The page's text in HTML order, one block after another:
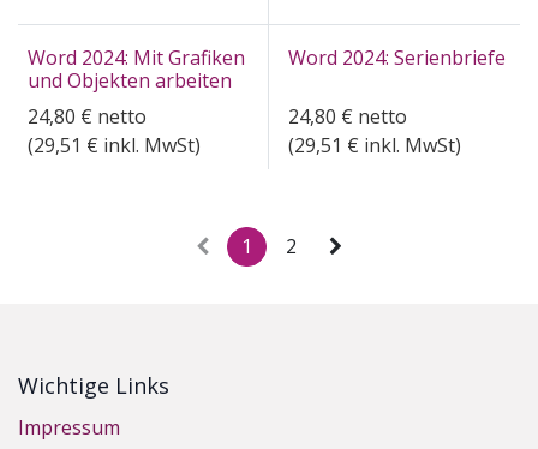
Word 2024: Mit Grafiken
und Objekten arbeiten
24,80 € netto
(29,51 € inkl. MwSt)
Word 2024: Serienbriefe
24,80 € netto
(29,51 € inkl. MwSt)
1 2
Wichtige Links
Impressum